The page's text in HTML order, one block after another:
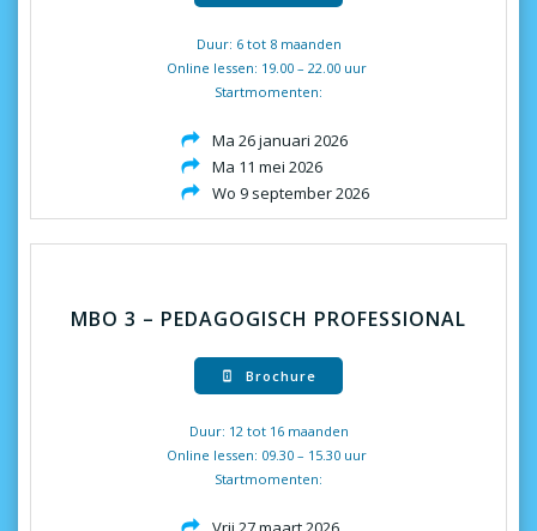
Duur: 6 tot 8 maanden
Online lessen: 19.00 – 22.00 uur
Startmomenten:
Ma 26 januari 2026
Ma 11 mei 2026
Wo 9 september 2026
MBO 3 – PEDAGOGISCH PROFESSIONAL
Brochure
Duur: 12 tot 16 maanden
Online lessen: 09.30 – 15.30 uur
Startmomenten: